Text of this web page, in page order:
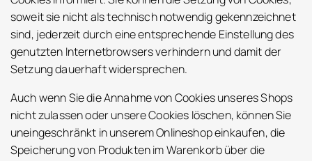
soweit sie nicht als technisch notwendig gekennzeichnet
sind, jederzeit durch eine entsprechende Einstellung des
genutzten Internetbrowsers verhindern und damit der
Setzung dauerhaft widersprechen.
Auch wenn Sie die Annahme von Cookies unseres Shops
nicht zulassen oder unsere Cookies löschen, können Sie
uneingeschränkt in unserem Onlineshop einkaufen, die
Speicherung von Produkten im Warenkorb über die